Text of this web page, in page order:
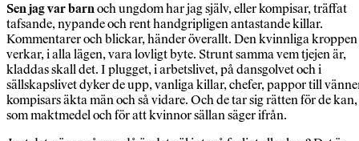
Sen jag var barnoch ungdom har jag själv, eller kompisar, träffat
tafsande, nypande och rent handgripligen antastande killar.
Kommentarer och blickar, händer överallt. Den kvinnliga kroppen
verkar, i alla lägen, vara lovligt byte. Strunt samma vem tjejen är,
kladdas skall det. I plugget, i arbetslivet, på dansgolvet och i
sällskapslivet dyker de upp, vanliga killar, chefer, pappor till
kompisars äkta män och så vidare. Och de tar sig rätten för de kan,
som maktmedel och för att kvinnor sällan säger ifrån.